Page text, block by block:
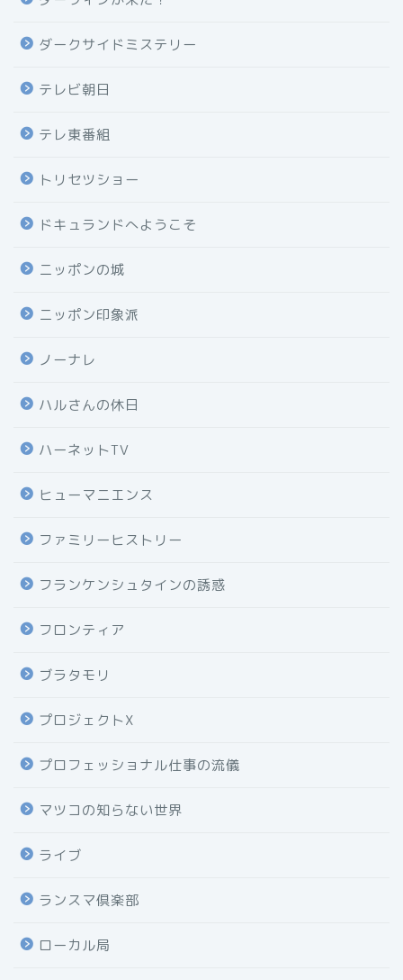
ダークサイドミステリー
テレビ朝日
テレ東番組
トリセツショー
ドキュランドへようこそ
ニッポンの城
ニッポン印象派
ノーナレ
ハルさんの休日
ハーネットTV
ヒューマニエンス
ファミリーヒストリー
フランケンシュタインの誘惑
フロンティア
ブラタモリ
プロジェクトX
プロフェッショナル仕事の流儀
マツコの知らない世界
ライブ
ランスマ倶楽部
ローカル局